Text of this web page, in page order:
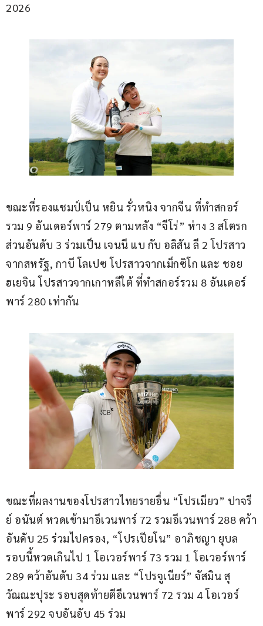
2026
ขณะที่รองแชมป์เป็น หยิน รั่วหนิง จากจีน ที่ทำสกอร์
รวม 9 อันเดอร์พาร์ 279 ตามหลัง “จีโร่” ห่าง 3 สโตรก
ส่วนอันดับ 3 ร่วมเป็น เจนนี แบ กับ อลิสัน ลี 2 โปรสาว
จากสหรัฐ, กาบี โลเปซ โปรสาวจากเม็กซิโก และ ชอย
ฮเยจิน โปรสาวจากเกาหลีใต้ ที่ทำสกอร์รวม 8 อันเดอร์
พาร์ 280 เท่ากัน
ขณะที่ผลงานของโปรสาวไทยรายอื่น “โปรเมียว” ปาจรี
ย์ อนันต์ หวดเข้ามาอีเวนพาร์ 72 รวมอีเวนพาร์ 288 คว้า
อันดับ 25 ร่วมไปครอง, “โปรเปียโน” อาภิชญา ยุบล
รอบนี้หวดเกินไป 1 โอเวอร์พาร์ 73 รวม 1 โอเวอร์พาร์
289 คว้าอันดับ 34 ร่วม และ “โปรจูเนียร์” จัสมิน สุ
วัณณะปุระ รอบสุดท้ายตีอีเวนพาร์ 72 รวม 4 โอเวอร์
พาร์ 292 จบอันอับ 45 ร่วม